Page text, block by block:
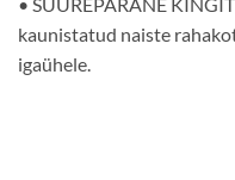
kaunistatud naiste
igaühele.